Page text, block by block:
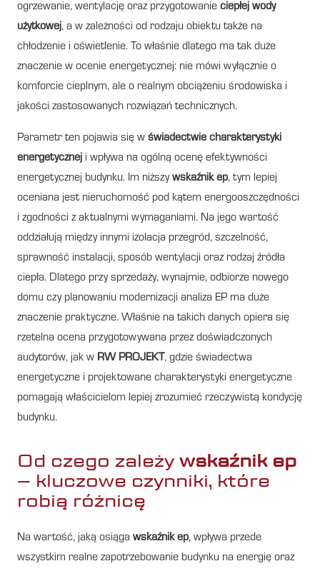
ogrzewanie, wentylację oraz przygotowanie ciepłej wody
użytkowej, a w zależności od rodzaju obiektu także na
chłodzenie i oświetlenie. To właśnie dlatego ma tak duże
znaczenie w ocenie energetycznej: nie mówi wyłącznie o
komforcie cieplnym, ale o realnym obciążeniu środowiska i
jakości zastosowanych rozwiązań technicznych.
Parametr ten pojawia się w świadectwie charakterystyki
energetycznej i wpływa na ogólną ocenę efektywności
energetycznej budynku. Im niższywskaźnik ep, tym lepiej
oceniana jest nieruchomość pod kątem energooszczędności
i zgodności z aktualnymi wymaganiami. Na jego wartość
oddziałują między innymi izolacja przegród, szczelność,
sprawność instalacji, sposób wentylacji oraz rodzaj źródła
ciepła. Dlatego przy sprzedaży, wynajmie, odbiorze nowego
domu czy planowaniu modernizacji analiza EP ma duże
znaczenie praktyczne. Właśnie na takich danych opiera się
rzetelna ocena przygotowywana przez doświadczonych
audytorów, jak w RW PROJEKT, gdzie świadectwa
energetyczne i projektowane charakterystyki energetyczne
pomagają właścicielom lepiej zrozumieć rzeczywistą kondycję
budynku.
Od czego zależy wskaźnik ep
– kluczowe czynniki, które
robią różnicę
Na wartość, jaką osiąga wskaźnik ep, wpływa przede
wszystkim realne zapotrzebowanie budynku na energię oraz